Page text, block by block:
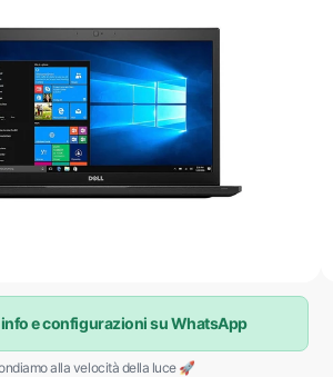
e configurazioni su WhatsApp
alla velocità della luce 🚀